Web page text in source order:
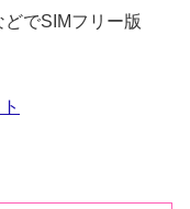
でSIMフリー版